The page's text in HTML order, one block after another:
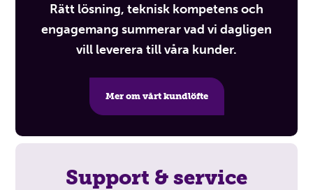
Rätt lösning, teknisk kompetens och
engagemang summerar vad vi dagligen
vill leverera till våra kunder.
Mer om vårt kundlöfte
Support & service